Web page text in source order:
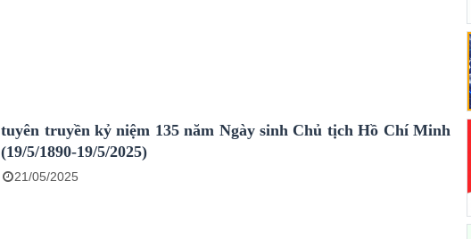
tuyên truyền kỷ niệm 135 năm Ngày sinh Chủ tịch Hồ Chí Minh
(19/5/1890-19/5/2025)
21/05/2025